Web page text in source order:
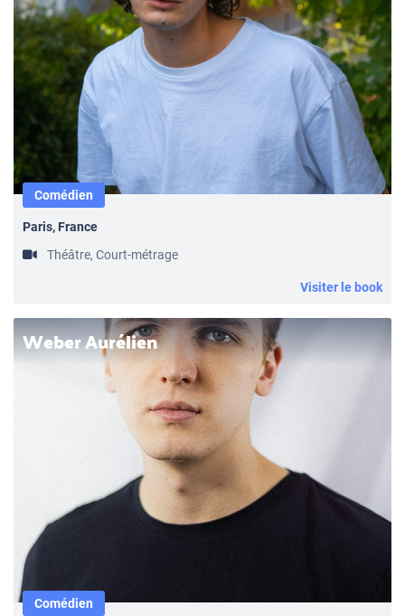
Comédien
Paris, France
Théâtre, Court-métrage
Visiter le book
Weber Aurélien
Comédien